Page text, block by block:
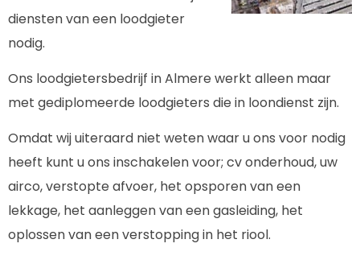
diensten van een loodgieter
nodig.
Ons loodgietersbedrijf in Almere werkt alleen maar
met gediplomeerde loodgieters die in loondienst zijn.
Omdat wij uiteraard niet weten waar u ons voor nodig
heeft kunt u ons inschakelen voor; cv onderhoud, uw
airco, verstopte afvoer, het opsporen van een
lekkage, het aanleggen van een gasleiding, het
oplossen van een verstopping in het riool.